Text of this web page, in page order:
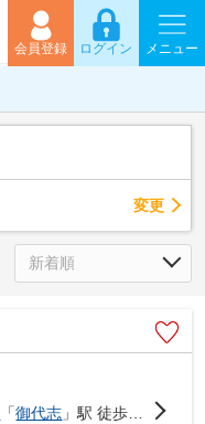
会員登録 ログイン メニュー
変更
「御代志 」駅 徒歩99分